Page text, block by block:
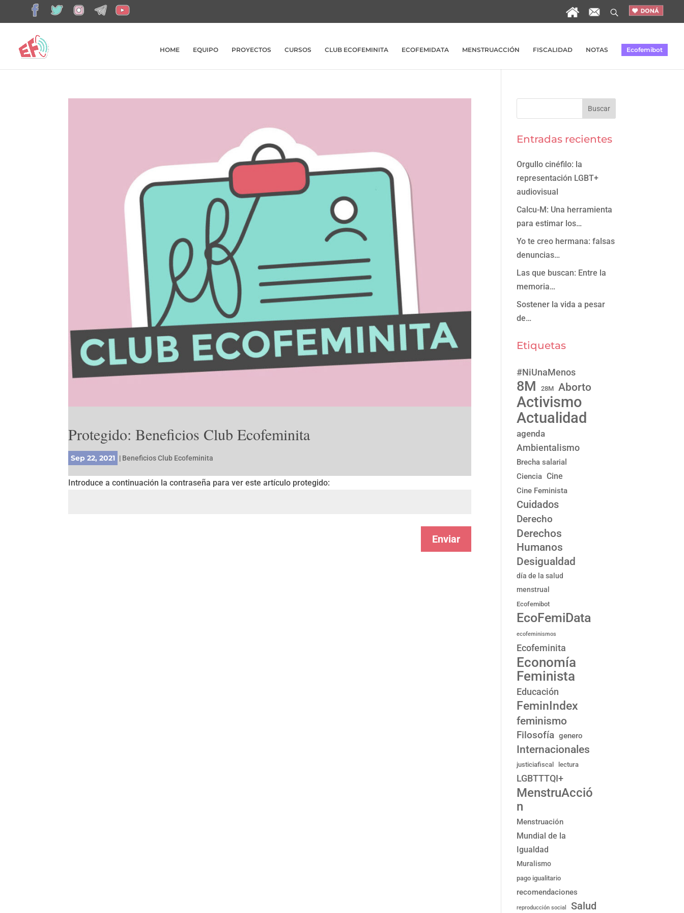
HOME EQUIPO PROYECTOS CURSOS CLUB ECOFEMINITA ECOFEMIDATA MENSTRUACCIÓN FISCALIDAD NOTAS Ecofemibot
Protegido: Beneficios Club Ecofeminita
Sep 22, 2021 | Beneficios Club Ecofeminita
Introduce a continuación la contraseña para ver este artículo protegido:
Enviar
Entradas recientes
Orgullo cinéfilo: la
representación LGBT+
audiovisual
Calcu-M: Una herramienta
para estimar los…
Yo te creo hermana: falsas
denuncias…
Las que buscan: Entre la
memoria…
Sostener la vida a pesar
de…
Etiquetas
#NiUnaMenos
8M 28M Aborto
Activismo
Actualidad
agenda
Ambientalismo
Brecha salarial
Ciencia Cine
Cine Feminista
Cuidados
Derecho
Derechos
Humanos
Desigualdad
día de la salud
menstrual
Ecofemibot
EcoFemiData
ecofeminismos
Ecofeminita
Economía
Feminista
Educación
FeminIndex
feminismo
Filosofía genero
Internacionales
justiciafiscal lectura
LGBTTTQI+
MenstruAcció
n
Menstruación
Mundial de la
Igualdad
Muralismo
pago igualitario
recomendaciones
reproducción social Salud